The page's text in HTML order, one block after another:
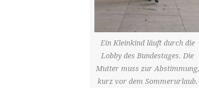
Ein Kleinkind läuft durch die
Lobby des Bundestages. Die
Mutter muss zur Abstimmung,
kurz vor dem Sommerurlaub.